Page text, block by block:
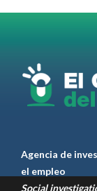
Agencia de
el empleo
Social